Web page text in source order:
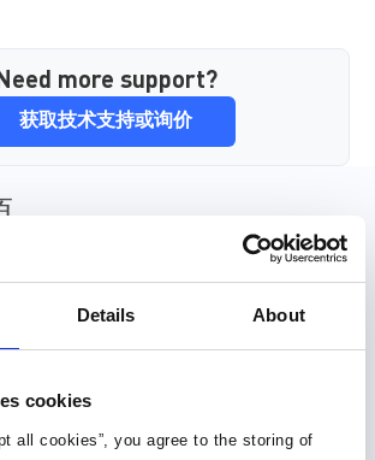
Details About
cookies
all cookies”, you agree to the storing of
more support?
获取技术支持或询价
库和 3D 模型
元件库 (36)